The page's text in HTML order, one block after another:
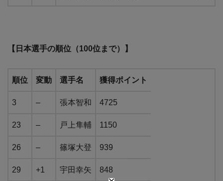
【日本選手の順位（100位まで）】
順位 変動 選手名 獲得ポイント
3 – 張本智和 4725
23 – 戸上隼輔 1150
26 – 篠塚大登 939
29 +1 宇田幸矢 848